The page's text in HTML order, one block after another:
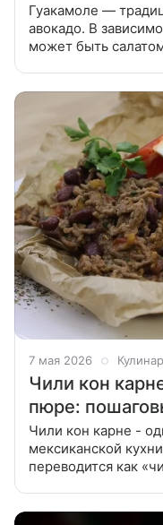
Гуакамоле —
авокадо. В
может быть
7 мая 2026
Чили кон
пюре:
Чили кон карне -
мексиканской
переводится как «чили с